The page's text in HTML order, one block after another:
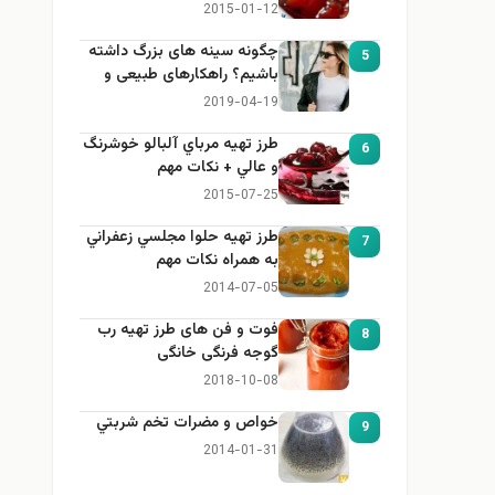
2015-01-12
5
چگونه سینه های بزرگ داشته
باشیم؟ راهکارهای طبیعی و
خانگی برای بزرگ کردن سینه
2019-04-19
6
طرز تهيه مرباي آلبالو خوشرنگ
و عالي + نكات مهم
2015-07-25
7
طرز تهيه حلوا مجلسي زعفراني
به همراه نكات مهم
2014-07-05
8
فوت و فن های طرز تهیه رب
گوجه فرنگی خانگی
2018-10-08
9 خواص و مضرات تخم شربتي
2014-01-31